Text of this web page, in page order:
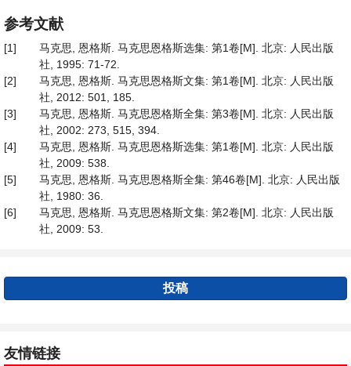
参考文献
[1]
马克思, 恩格斯. 马克思恩格斯选集: 第1卷[M]. 北京: 人民出版
社, 1995: 71-72.
[2]
马克思, 恩格斯. 马克思恩格斯文集: 第1卷[M]. 北京: 人民出版
社, 2012: 501, 185.
[3]
马克思, 恩格斯. 马克思恩格斯全集: 第3卷[M]. 北京: 人民出版
社, 2002: 273, 515, 394.
[4]
马克思, 恩格斯. 马克思恩格斯选集: 第1卷[M]. 北京: 人民出版
社, 2009: 538.
[5]
马克思, 恩格斯. 马克思恩格斯全集: 第46卷[M]. 北京: 人民出版
社, 1980: 36.
[6]
马克思, 恩格斯. 马克思恩格斯文集: 第2卷[M]. 北京: 人民出版
社, 2009: 53.
投稿
友情链接